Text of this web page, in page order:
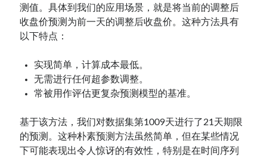
测值。具体到我们的应用场景，就是将当前的调整后
收盘价预测为前一天的调整后收盘价。这种方法具有
以下特点：
实现简单，计算成本最低。
无需进行任何超参数调整。
常被用作评估更复杂预测模型的基准。
基于该方法，我们对数据集第1009天进行了21天期限
的预测。这种朴素预测方法虽然简单，但在某些情况
下可能表现出令人惊讶的有效性，特别是在时间序列